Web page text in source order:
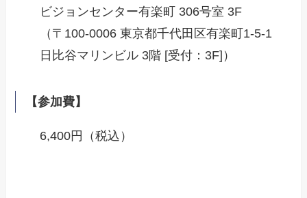
ビジョンセンター有楽町 306号室 3F
（〒100-0006 東京都千代田区有楽町1-5-1
日比谷マリンビル 3階 [受付：3F]）
【参加費】
6,400円（税込）